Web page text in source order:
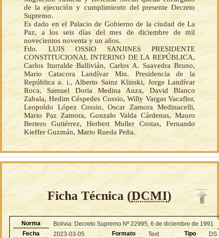
de la ejecución y cumplimiento del presente Decreto
Supremo.
Es dado en el Palacio de Gobierno de la ciudad de La
Paz, a los seis días del mes de diciembre de mil
novecientos noventa y un años.
Fdo. LUIS OSSIO SANJINES PRESIDENTE
CONSTITUCIONAL INTERINO DE LA REPÚBLICA,
Carlos Iturralde Ballivián, Carlos A. Saavedra Bruno,
Mario Catacora Landívar Min. Presidencia de la
República a. i., Alberto Sainz Klinski, Jorge Landívar
Roca, Samuel Doria Medina Auza, David Blanco
Zabala, Hedim Céspedes Cossio, Willy Vargas Vacaflor,
Leopoldo López Cossio, Oscar Zamora Medinacelli,
Mario Paz Zamora, Gonzalo Valda Cárdenas, Mauro
Bertero Gutiérrez, Herbert Muller Costas, Fernando
Kieffer Guzmán, Mario Rueda Peña.
Ficha Técnica (DCMI)
Norma
Bolivia: Decreto Supremo Nº 22995, 6 de diciembre de 1991
Fecha
2023-03-05 Formato Text Tipo
DS